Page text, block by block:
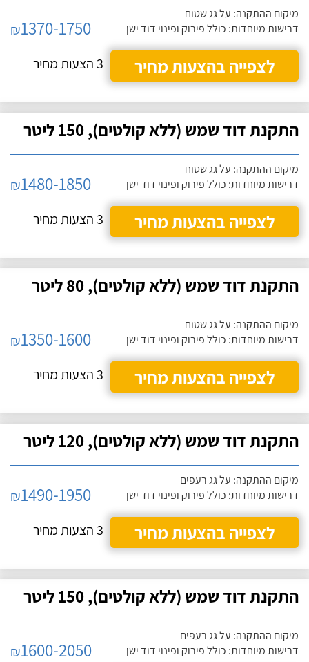
מיקום ההתקנה: על גג שטוח
דרישות מיוחדות: כולל פירוק ופינוי דוד ישן
₪1370-1750
לצפייה בהצעות מחיר
3 הצעות מחיר
התקנת דוד שמש (ללא קולטים), 150 ליטר
מיקום ההתקנה: על גג שטוח
דרישות מיוחדות: כולל פירוק ופינוי דוד ישן
₪1480-1850
לצפייה בהצעות מחיר
3 הצעות מחיר
התקנת דוד שמש (ללא קולטים), 80 ליטר
מיקום ההתקנה: על גג שטוח
דרישות מיוחדות: כולל פירוק ופינוי דוד ישן
₪1350-1600
לצפייה בהצעות מחיר
3 הצעות מחיר
התקנת דוד שמש (ללא קולטים), 120 ליטר
מיקום ההתקנה: על גג רעפים
דרישות מיוחדות: כולל פירוק ופינוי דוד ישן
₪1490-1950
לצפייה בהצעות מחיר
3 הצעות מחיר
התקנת דוד שמש (ללא קולטים), 150 ליטר
מיקום ההתקנה: על גג רעפים
דרישות מיוחדות: כולל פירוק ופינוי דוד ישן
₪1600-2050